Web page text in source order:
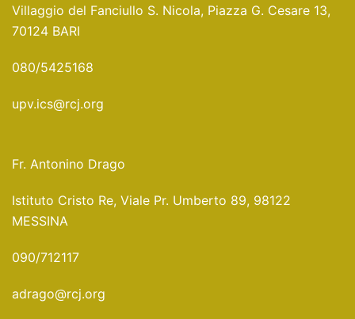
Villaggio del Fanciullo S. Nicola, Piazza G. Cesare 13,
70124 BARI
080/5425168
upv.ics@rcj.org
Fr. Antonino Drago
Istituto Cristo Re, Viale Pr. Umberto 89, 98122
MESSINA
090/712117
adrago@rcj.org